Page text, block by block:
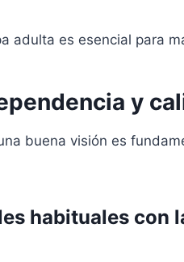
adulta es esencial para
y
buena visión es
habituales con